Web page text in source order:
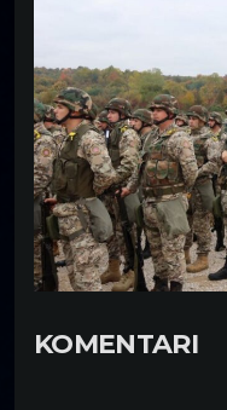
KOMENTARI